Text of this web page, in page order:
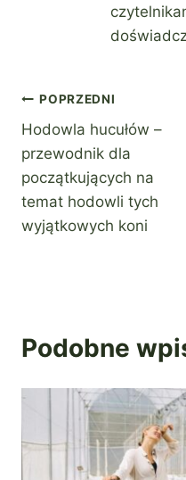
Nawigacja
wpisu
POPRZEDNI
Hodowla hucułów –
przewodnik dla
początkujących na
temat hodowli tych
wyjątkowych koni
Podobne